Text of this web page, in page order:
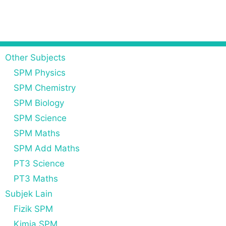
Other Subjects
SPM Physics
SPM Chemistry
SPM Biology
SPM Science
SPM Maths
SPM Add Maths
PT3 Science
PT3 Maths
Subjek Lain
Fizik SPM